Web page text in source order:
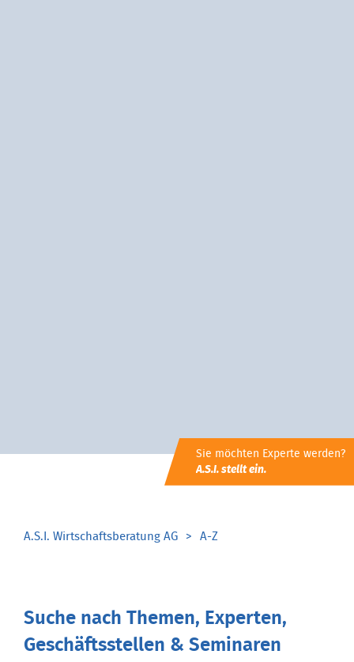
Sie möchten Experte werden?
A.S.I. stellt ein.
A.S.I. Wirtschaftsberatung AG A-Z
Suche nach Themen, Experten,
Geschäftsstellen & Seminaren